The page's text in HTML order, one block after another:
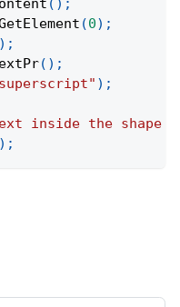
( ) ;
(0) ;
) ;
( ) ;
) ;
inside the shape
) ;